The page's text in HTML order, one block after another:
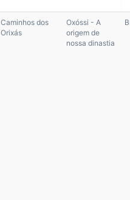
Caminhos dos
Orixás
Oxóssi - A
origem de
nossa dinastia